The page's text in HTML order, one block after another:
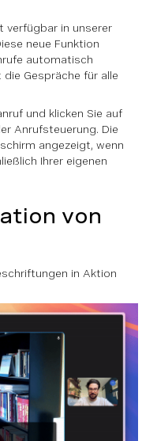
verfügbar in unserer
neue Funktion
automatisch
Gespräche für alle
und klicken Sie auf
Anrufsteuerung. Die
angezeigt, wenn
Ihrer eigenen
von
in Aktion